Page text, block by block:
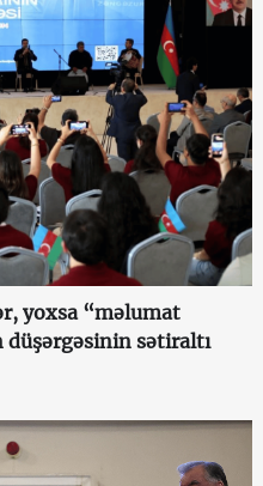
yoxsa “məlumat
düşərgəsinin sətiraltı